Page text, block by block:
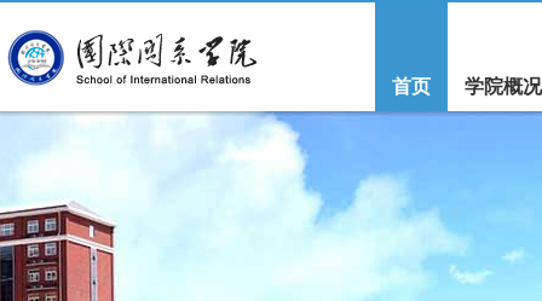
首页 学院概况